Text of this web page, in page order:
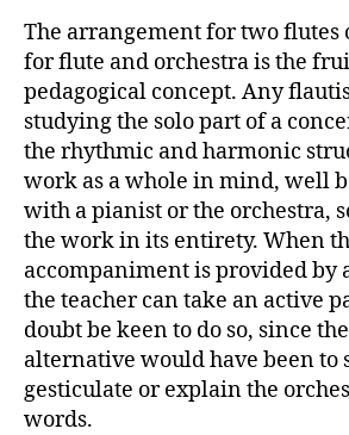
The arrangement for two flutes
for flute and orchestra is the
pedagogical concept. Any
studying the solo part of a
the rhythmic and harmonic
work as a whole in mind, well
with a pianist or the orchestra,
the work in its entirety. When
accompaniment is provided by
the teacher can take an active
doubt be keen to do so, since
alternative would have been to
gesticulate or explain the
words.